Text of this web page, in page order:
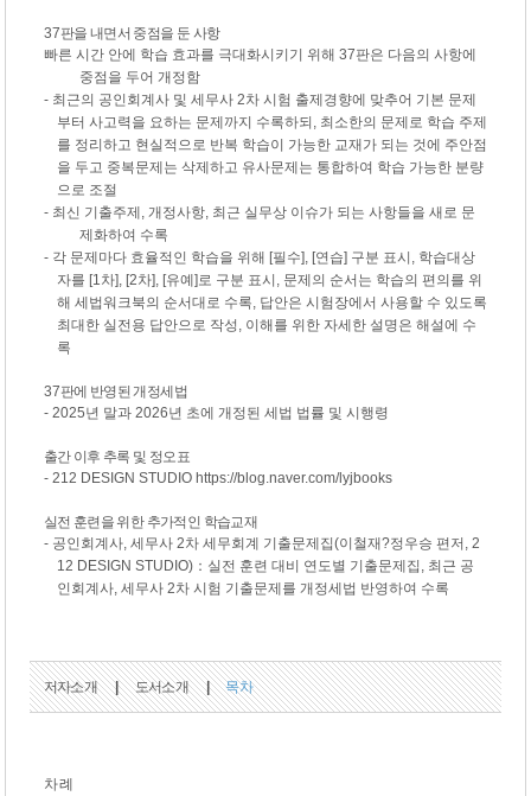
37판을 내면서 중점을 둔 사항
빠른 시간 안에 학습 효과를 극대화시키기 위해 37판은 다음의 사항에
중점을 두어 개정함
- 최근의 공인회계사 및 세무사 2차 시험 출제경향에 맞추어 기본 문제
부터 사고력을 요하는 문제까지 수록하되 , 최소한의 문제로 학습 주제
를 정리하고 현실적으로 반복 학습이 가능한 교재가 되는 것에 주안점
을 두고 중복문제는 삭제하고 유사문제는 통합하여 학습 가능한 분량
으로 조절
- 최신 기출주제 , 개정사항, 최근 실무상 이슈가 되는 사항들을 새로 문
제화하여 수록
- 각 문제마다 효율적인 학습을 위해 [필수], [연습] 구분 표시 , 학습대상
자를 [1차], [2차], [유예 ]로 구분 표시 , 문제의 순서는 학습의 편의를 위
해 세법워크북의 순서대로 수록, 답안은 시험장에서 사용할 수 있도록
최대한 실전용 답안으로 작성, 이해를 위한 자세한 설명은 해설에 수
록
37판에 반영된 개정세법
- 2025년 말과 2026년 초에 개정된 세법 법률 및 시행령
출간 이후 추록 및 정오표
- 212 DESIGN STUDIO https://blog.naver.com/lyjbooks
실전 훈련을 위한 추가적인 학습교재
- 공인회계사, 세무사 2차 세무회계 기출문제집(이철재?정우승 편저 , 2
12 DESIGN STUDIO) ： 실전 훈련 대비 연도별 기출문제집 , 최근 공
인회계사, 세무사 2차 시험 기출문제를 개정세법 반영하여 수록
저자소개 | 도서소개 | 목차
차 례